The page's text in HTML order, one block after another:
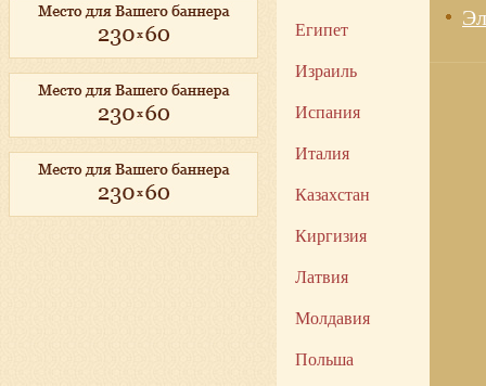
Египет
Израиль
Испания
Италия
Казахстан
Киргизия
Латвия
Молдавия
Польша